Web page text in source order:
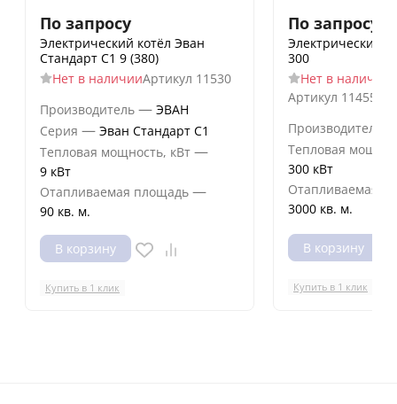
По запросу
Электрический котёл Эван
Стандарт С1 9 (380)
Нет в наличииАртикул 11530
Производитель — ЭВАН
Серия — Эван Стандарт С1
Тепловая мощность, кВт —
9 кВт
Отапливаемая площадь —
90 кв. м.
В корзину
Купить в 1 клик
По запросу
Электрический
300
Нет в наличии
Артикул 11455id
Производитель
Тепловая
300 кВт
Отапливаемая
3000 кв. м.
В корзину
Купить в 1 клик